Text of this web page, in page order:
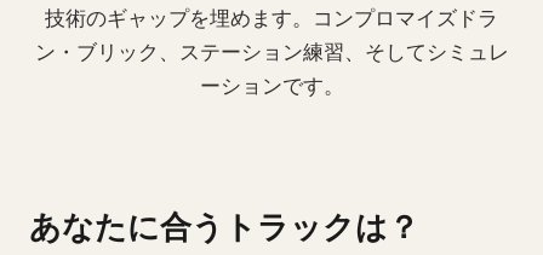
技術のギャップを埋めます。コンプロマイズドラ
ン・ブリック、ステーション練習、そしてシミュレ
ーションです。
あなたに合うトラックは？